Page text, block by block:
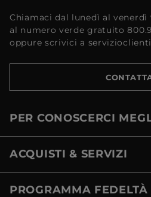
Chiamaci dal lunedì al venerdì
al numero verde gratuito
oppure scrivici a
PER CONOSCERCI
ACQUISTI & SERVIZI
PROGRAMMA FEDELTÀ